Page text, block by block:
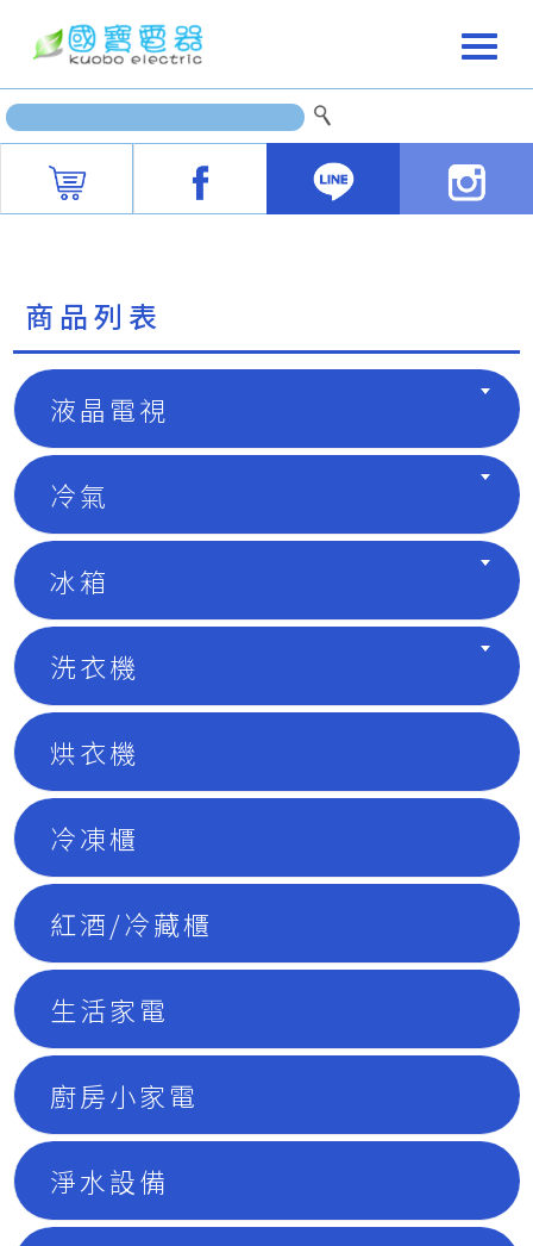
商品列表
液晶電視
冷氣
冰箱
洗衣機
烘衣機
冷凍櫃
紅酒/冷藏櫃
生活家電
廚房小家電
淨水設備